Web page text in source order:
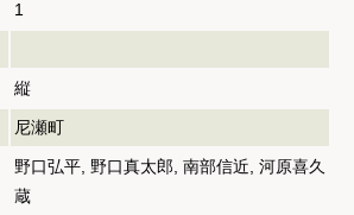
1
縦
尼瀬町
野口弘平, 野口真太郎, 南部信近, 河原喜久
蔵